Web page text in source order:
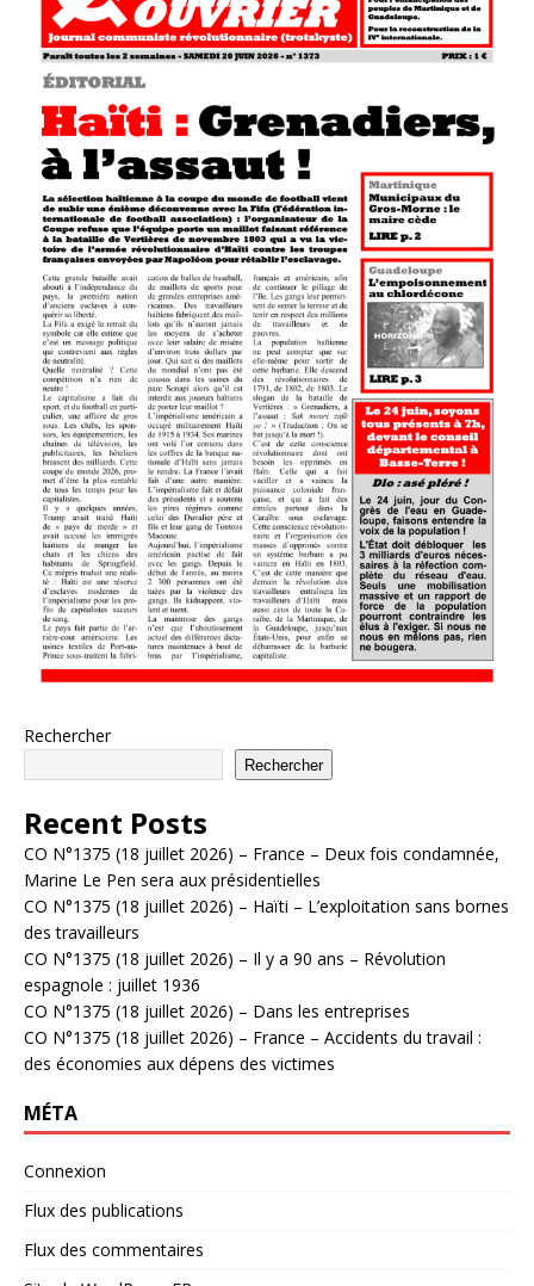
Rechercher
Rechercher
Recent Posts
CO N°1375 (18 juillet 2026) – France – Deux fois condamnée,
Marine Le Pen sera aux présidentielles
CO N°1375 (18 juillet 2026) – Haïti – L’exploitation sans bornes
des travailleurs
CO N°1375 (18 juillet 2026) – Il y a 90 ans – Révolution
espagnole : juillet 1936
CO N°1375 (18 juillet 2026) – Dans les entreprises
CO N°1375 (18 juillet 2026) – France – Accidents du travail :
des économies aux dépens des victimes
MÉTA
Connexion
Flux des publications
Flux des commentaires